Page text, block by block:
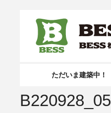
ただいま建築中！
B220928_05